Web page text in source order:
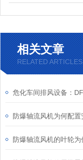
相关文章
RELATED ARTICLES